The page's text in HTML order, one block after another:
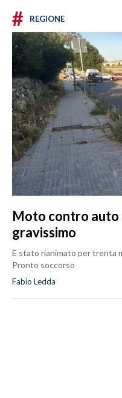
# REGIONE
Moto contro auto
gravissimo
È stato rianimato per trenta
Pronto soccorso
Fabio Ledda